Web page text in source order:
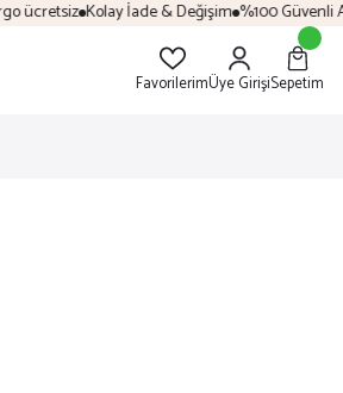
ücretsiz Kolay İade & Değişim %100 Güvenli
FavorilerimÜye GirişiSepetim